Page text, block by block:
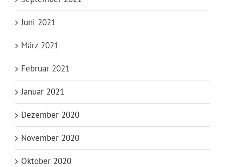
Juni 2021
März 2021
Februar 2021
Januar 2021
Dezember 2020
November 2020
Oktober 2020